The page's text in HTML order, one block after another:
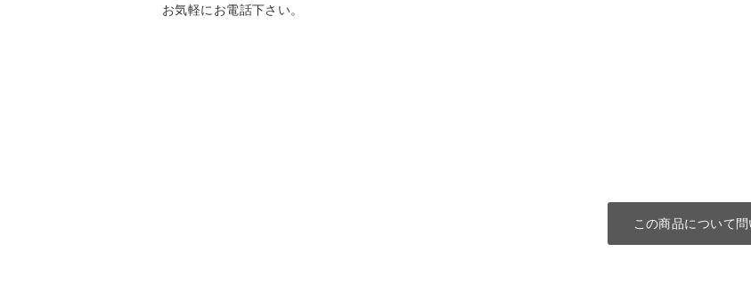
お気軽にお電話下さい。
この商品について